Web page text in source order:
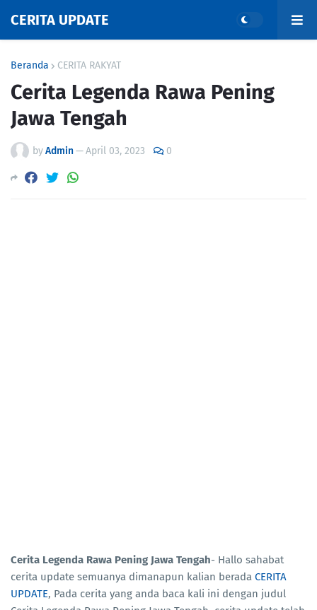
CERITA UPDATE
Beranda CERITA RAKYAT
Cerita Legenda Rawa Pening
Jawa Tengah
byAdmin—April 03, 2023 0
Cerita Legenda Rawa Pening Jawa Tengah- Hallo sahabat
cerita update semuanya dimanapun kalian berada CERITA
UPDATE, Pada cerita yang anda baca kali ini dengan judul